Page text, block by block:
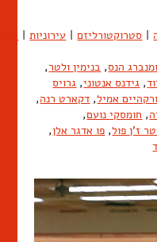
| סטרוקטורליזם | עירוניות |
הנס, בנימין ולטר,
, גידנס אנטוני, גרויס
אמיל, דקארט רנה,
, חומסקי נועם,
ז'ן פול, פו אדגר אלן,